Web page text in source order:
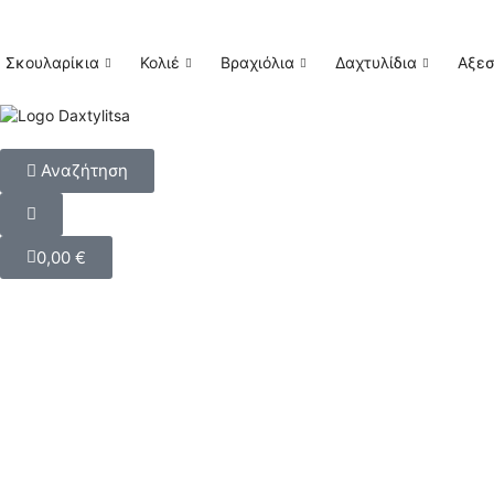
Σκουλαρίκια Κολιέ Βραχιόλια Δαχτυλίδια
Αναζήτηση
0,00 €